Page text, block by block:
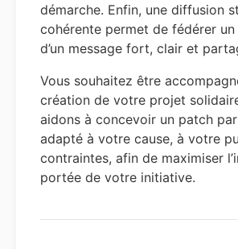
démarche. Enfin, une diffusion
cohérente permet de fédérer
d’un message fort, clair et
Vous souhaitez être
création de votre projet
aidons à concevoir un patch
adapté à votre cause, à votre
contraintes, afin de maximiser
portée de votre initiative.